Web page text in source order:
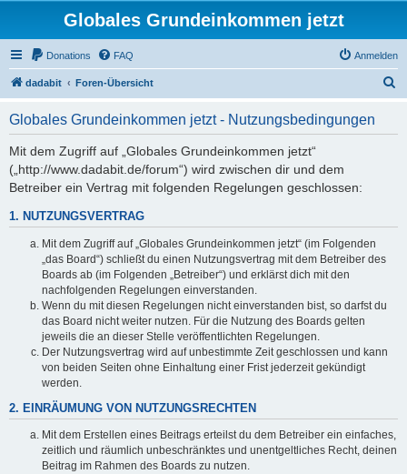
Globales Grundeinkommen jetzt
Donations FAQ Anmelden
dadabit Foren-Übersicht
Globales Grundeinkommen jetzt - Nutzungsbedingungen
Mit dem Zugriff auf „Globales Grundeinkommen jetzt“
(„http://www.dadabit.de/forum“) wird zwischen dir und dem
Betreiber ein Vertrag mit folgenden Regelungen geschlossen:
1. NUTZUNGSVERTRAG
Mit dem Zugriff auf „Globales Grundeinkommen jetzt“ (im Folgenden
„das Board“) schließt du einen Nutzungsvertrag mit dem Betreiber des
Boards ab (im Folgenden „Betreiber“) und erklärst dich mit den
nachfolgenden Regelungen einverstanden.
Wenn du mit diesen Regelungen nicht einverstanden bist, so darfst du
das Board nicht weiter nutzen. Für die Nutzung des Boards gelten
jeweils die an dieser Stelle veröffentlichten Regelungen.
Der Nutzungsvertrag wird auf unbestimmte Zeit geschlossen und kann
von beiden Seiten ohne Einhaltung einer Frist jederzeit gekündigt
werden.
2. EINRÄUMUNG VON NUTZUNGSRECHTEN
Mit dem Erstellen eines Beitrags erteilst du dem Betreiber ein einfaches,
zeitlich und räumlich unbeschränktes und unentgeltliches Recht, deinen
Beitrag im Rahmen des Boards zu nutzen.